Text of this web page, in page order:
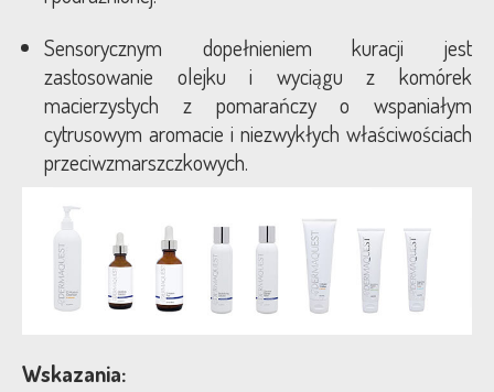
Sensorycznym dopełnieniem kuracji jest
zastosowanie olejku i wyciągu z komórek
macierzystych z pomarańczy o wspaniałym
cytrusowym aromacie i niezwykłych właściwościach
przeciwzmarszczkowych.
Wskazania: